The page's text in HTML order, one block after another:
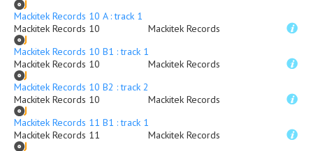
Mackitek Records 10 A : track 1
Mackitek Records 10
Mackitek Records
Mackitek Records 10 B1 : track 1
Mackitek Records 10
Mackitek Records
Mackitek Records 10 B2 : track 2
Mackitek Records 10
Mackitek Records
Mackitek Records 11 B1 : track 1
Mackitek Records 11
Mackitek Records